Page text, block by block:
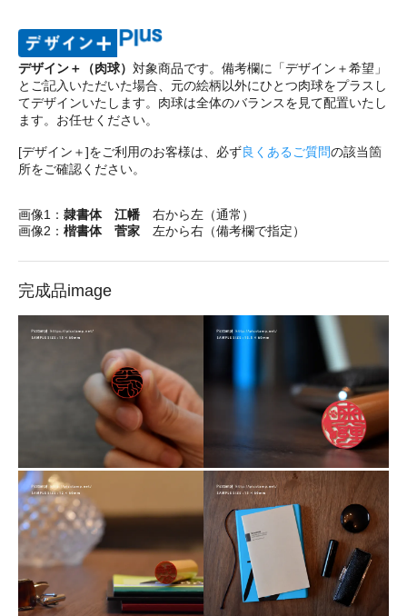
デザイン＋（肉球） 対象商品です。備考欄に「デザイン＋希望」
とご記入いただいた場合、元の絵柄以外にひとつ肉球をプラスし
てデザインいたします。肉球は全体のバランスを見て配置いたし
ます。お任せください。
[デザイン＋]をご利用のお客様は、必ず良くあるご質問の該当箇
所をご確認ください。
画像1： 隷書体 江幡 右から左（通常）
画像2： 楷書体 菅家 左から右（備考欄で指定）
完成品image